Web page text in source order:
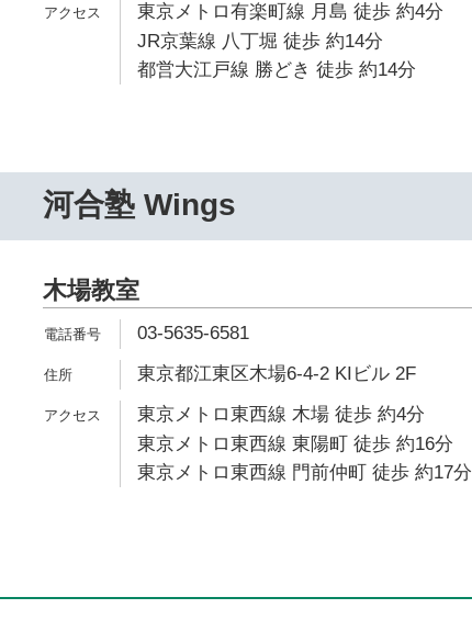
東京メトロ有楽町線 月島 徒歩 約4分
JR京葉線 八丁堀 徒歩 約14分
都営大江戸線 勝どき 徒歩 約14分
河合塾 Wings
木場教室
03-5635-6581
東京都江東区木場6-4-2 KIビル 2F
東京メトロ東西線 木場 徒歩 約4分
東京メトロ東西線 東陽町 徒歩 約16分
東京メトロ東西線 門前仲町 徒歩 約17分